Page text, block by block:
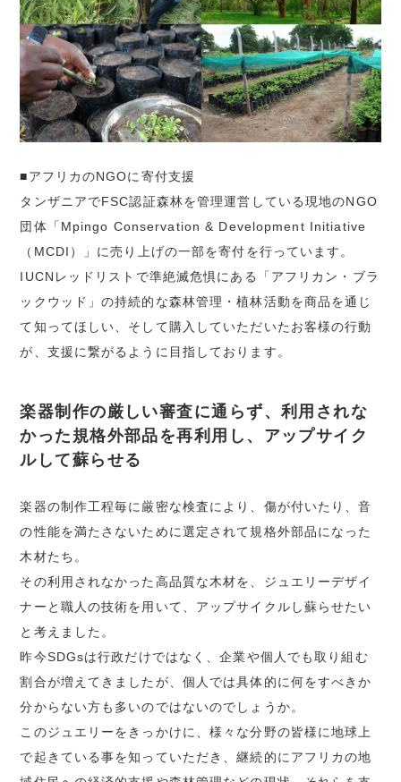
■アフリカのNGOに寄付支援
タンザニアでFSC認証森林を管理運営している現地のNGO
団体「Mpingo Conservation & Development Initiative
（MCDI）」に売り上げの一部を寄付を行っています。
IUCNレッドリストで準絶滅危惧にある「アフリカン・ブラ
ックウッド」の持続的な森林管理・植林活動を商品を通じ
て知ってほしい、そして購入していただいたお客様の行動
が、支援に繋がるように目指しております。
楽器制作の厳しい審査に通らず、利用されな
かった規格外部品を再利用し、アップサイク
ルして蘇らせる
楽器の制作工程毎に厳密な検査により、傷が付いたり、音
の性能を満たさないために選定されて規格外部品になった
木材たち。
その利用されなかった高品質な木材を、ジュエリーデザイ
ナーと職人の技術を用いて、アップサイクルし蘇らせたい
と考えました。
昨今SDGsは行政だけではなく、企業や個人でも取り組む
割合が増えてきましたが、個人では具体的に何をすべきか
分からない方も多いのではないのでしょうか。
このジュエリーをきっかけに、様々な分野の皆様に地球上
で起きている事を知っていただき、継続的にアフリカの地